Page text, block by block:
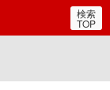
便局・日本郵政グルー
検索
TOP